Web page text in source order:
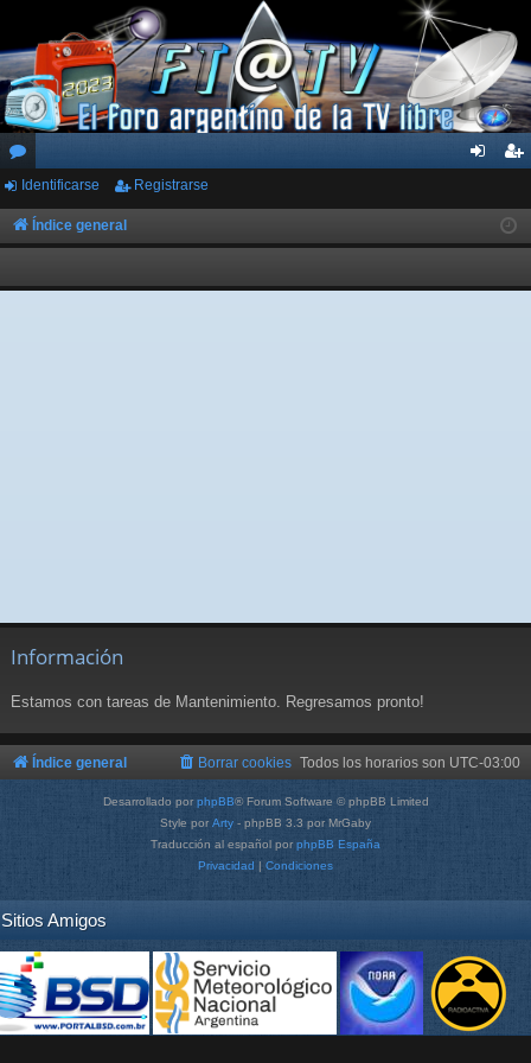
or
os
ar
ist
rs
Identificarse Registrarse
Índice general
Información
Estamos con tareas de Mantenimiento. Regresamos pronto!
Índice general Todos los horarios son UTC-03:00
Borrar cookies
Desarrollado por phpBB® Forum Software © phpBB Limited
Style por Arty - phpBB 3.3 por MrGaby
Traducción al español por phpBB España
Privacidad | Condiciones
Sitios Amigos